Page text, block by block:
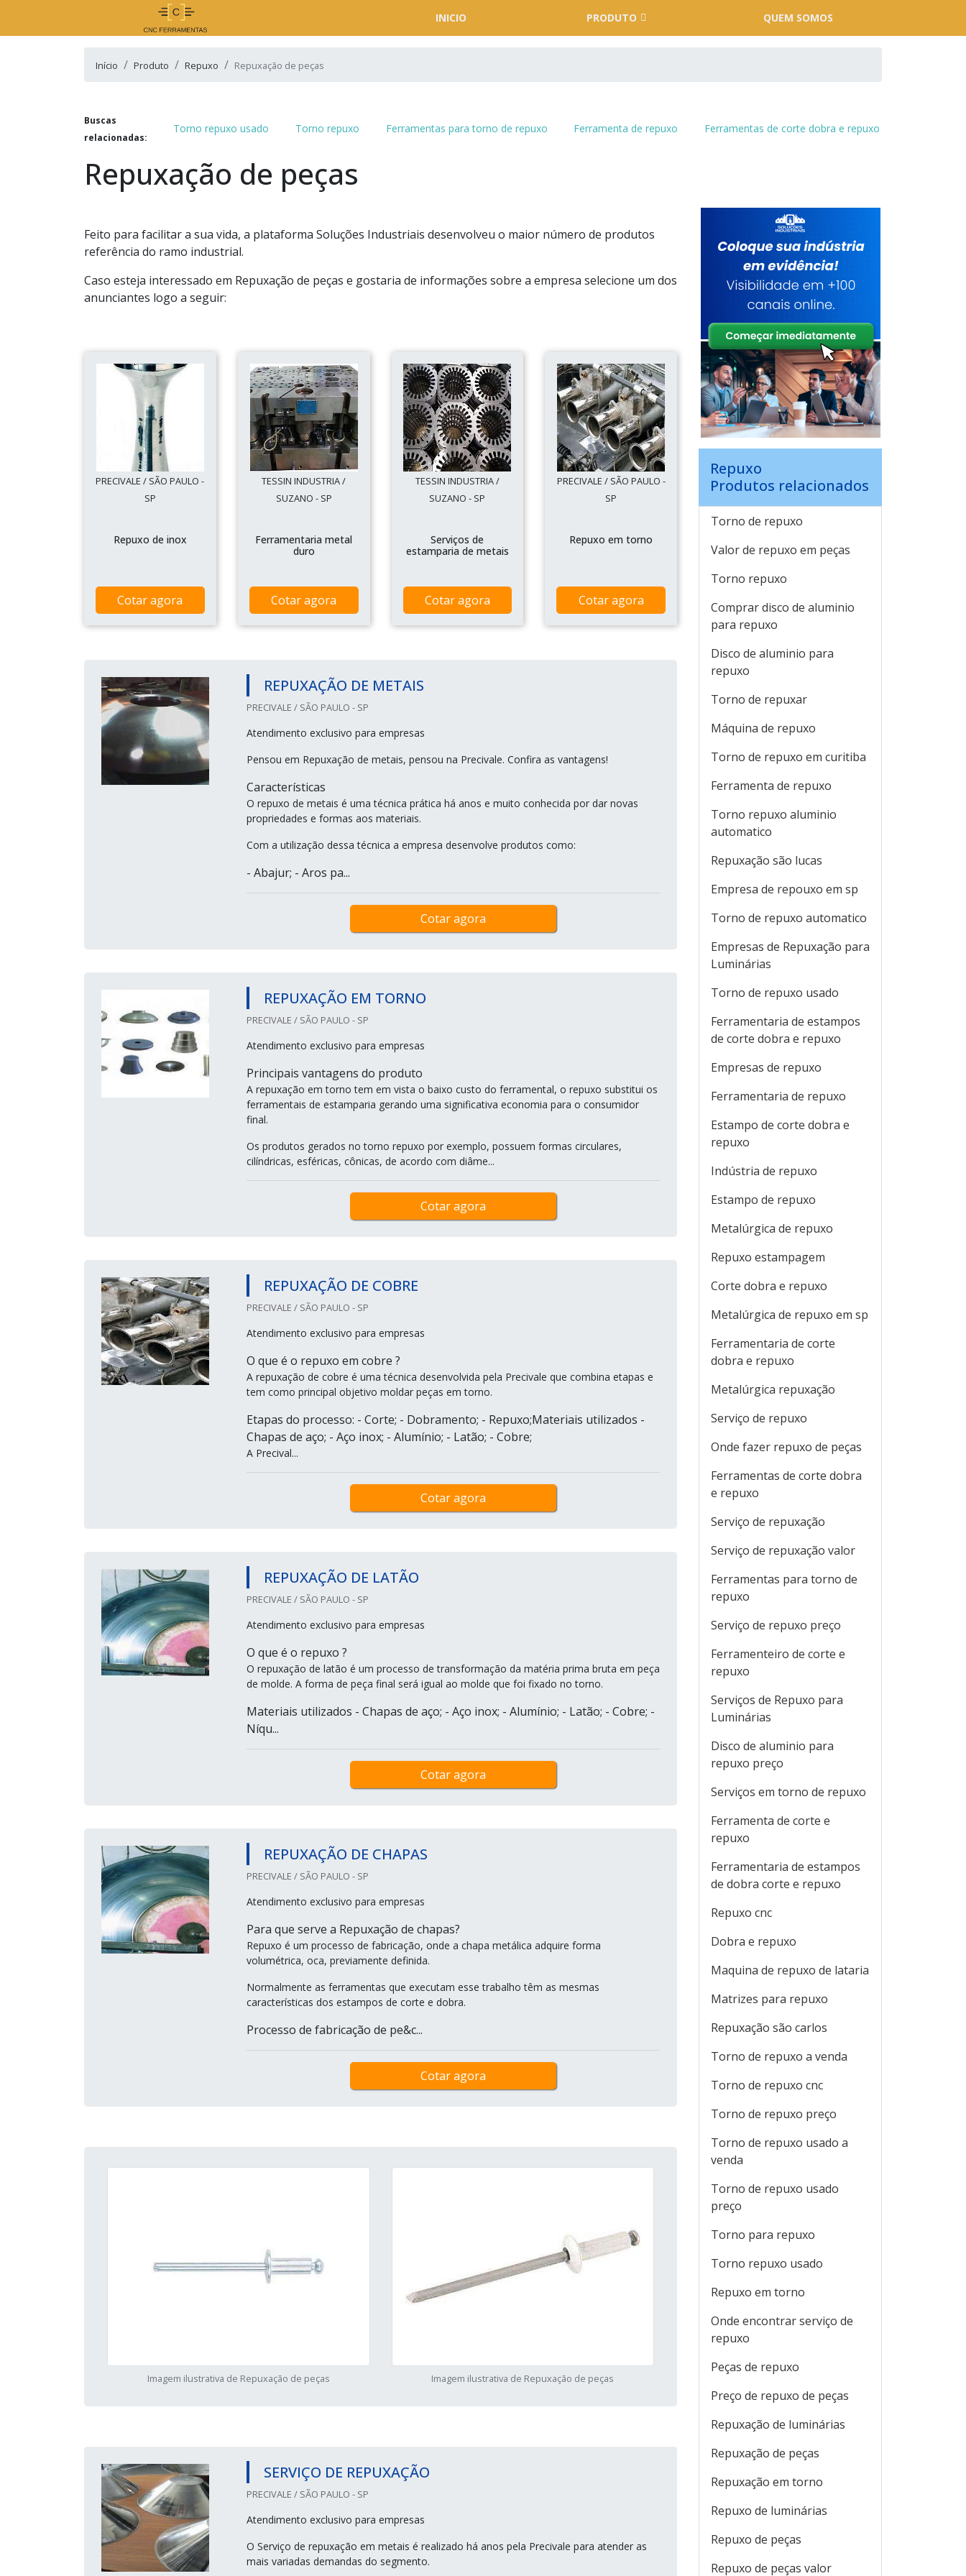
INICIO PRODUTO QUEM SOMOS
Início Produto Repuxo Repuxação de peças
Buscas
relacionadas:
Torno repuxo usado Torno repuxo Ferramentas para torno de repuxo Ferramenta de repuxo Ferramentas de corte dobra e repuxo
Repuxação de peças
Feito para facilitar a sua vida, a plataforma Soluções Industriais desenvolveu o maior número de produtos
referência do ramo industrial.
Caso esteja interessado em Repuxação de peças e gostaria de informações sobre a empresa selecione um dos
anunciantes logo a seguir:
PRECIVALE / SÃO PAULO -
SP
Repuxo de inox
Cotar agora
TESSIN INDUSTRIA /
SUZANO - SP
Ferramentaria metal
duro
Cotar agora
TESSIN INDUSTRIA /
SUZANO - SP
Serviços de
estamparia de metais
Cotar agora
PRECIVALE / SÃO PAULO -
SP
Repuxo em torno
Cotar agora
REPUXAÇÃO DE METAIS
PRECIVALE / SÃO PAULO - SP
Atendimento exclusivo para empresas
Pensou em Repuxação de metais, pensou na Precivale. Confira as vantagens!
Características
O repuxo de metais é uma técnica prática há anos e muito conhecida por dar novas
propriedades e formas aos materiais.
Com a utilização dessa técnica a empresa desenvolve produtos como:
- Abajur; - Aros pa...
Cotar agora
REPUXAÇÃO EM TORNO
PRECIVALE / SÃO PAULO - SP
Atendimento exclusivo para empresas
Principais vantagens do produto
A repuxação em torno tem em vista o baixo custo do ferramental, o repuxo substitui os
ferramentais de estamparia gerando uma significativa economia para o consumidor
final.
Os produtos gerados no torno repuxo por exemplo, possuem formas circulares,
cilíndricas, esféricas, cônicas, de acordo com diâme...
Cotar agora
REPUXAÇÃO DE COBRE
PRECIVALE / SÃO PAULO - SP
Atendimento exclusivo para empresas
O que é o repuxo em cobre ?
A repuxação de cobre é uma técnica desenvolvida pela Precivale que combina etapas e
tem como principal objetivo moldar peças em torno.
Etapas do processo: - Corte; - Dobramento; - Repuxo;Materiais utilizados -
Chapas de aço; - Aço inox; - Alumínio; - Latão; - Cobre;
A Precival...
Cotar agora
REPUXAÇÃO DE LATÃO
PRECIVALE / SÃO PAULO - SP
Atendimento exclusivo para empresas
O que é o repuxo ?
O repuxação de latão é um processo de transformação da matéria prima bruta em peça
de molde. A forma de peça final será igual ao molde que foi fixado no torno.
Materiais utilizados - Chapas de aço; - Aço inox; - Alumínio; - Latão; - Cobre; -
Níqu...
Cotar agora
REPUXAÇÃO DE CHAPAS
PRECIVALE / SÃO PAULO - SP
Atendimento exclusivo para empresas
Para que serve a Repuxação de chapas?
Repuxo é um processo de fabricação, onde a chapa metálica adquire forma
volumétrica, oca, previamente definida.
Normalmente as ferramentas que executam esse trabalho têm as mesmas
características dos estampos de corte e dobra.
Processo de fabricação de pe&c...
Cotar agora
Imagem ilustrativa de Repuxação de peças Imagem ilustrativa de Repuxação de peças
SERVIÇO DE REPUXAÇÃO
PRECIVALE / SÃO PAULO - SP
Atendimento exclusivo para empresas
O Serviço de repuxação em metais é realizado há anos pela Precivale para atender as
mais variadas demandas do segmento.
Repuxo
Produtos relacionados
Torno de repuxo
Valor de repuxo em peças
Torno repuxo
Comprar disco de aluminio
para repuxo
Disco de aluminio para
repuxo
Torno de repuxar
Máquina de repuxo
Torno de repuxo em curitiba
Ferramenta de repuxo
Torno repuxo aluminio
automatico
Repuxação são lucas
Empresa de repouxo em sp
Torno de repuxo automatico
Empresas de Repuxação para
Luminárias
Torno de repuxo usado
Ferramentaria de estampos
de corte dobra e repuxo
Empresas de repuxo
Ferramentaria de repuxo
Estampo de corte dobra e
repuxo
Indústria de repuxo
Estampo de repuxo
Metalúrgica de repuxo
Repuxo estampagem
Corte dobra e repuxo
Metalúrgica de repuxo em sp
Ferramentaria de corte
dobra e repuxo
Metalúrgica repuxação
Serviço de repuxo
Onde fazer repuxo de peças
Ferramentas de corte dobra
e repuxo
Serviço de repuxação
Serviço de repuxação valor
Ferramentas para torno de
repuxo
Serviço de repuxo preço
Ferramenteiro de corte e
repuxo
Serviços de Repuxo para
Luminárias
Disco de aluminio para
repuxo preço
Serviços em torno de repuxo
Ferramenta de corte e
repuxo
Ferramentaria de estampos
de dobra corte e repuxo
Repuxo cnc
Dobra e repuxo
Maquina de repuxo de lataria
Matrizes para repuxo
Repuxação são carlos
Torno de repuxo a venda
Torno de repuxo cnc
Torno de repuxo preço
Torno de repuxo usado a
venda
Torno de repuxo usado
preço
Torno para repuxo
Torno repuxo usado
Repuxo em torno
Onde encontrar serviço de
repuxo
Peças de repuxo
Preço de repuxo de peças
Repuxação de luminárias
Repuxação de peças
Repuxação em torno
Repuxo de luminárias
Repuxo de peças
Repuxo de peças valor